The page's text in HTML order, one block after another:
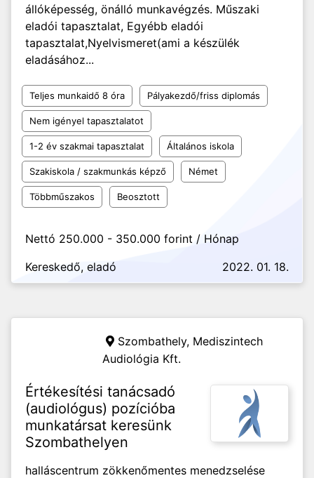
állóképesség, önálló munkavégzés. Műszaki
eladói tapasztalat, Egyébb eladói
tapasztalat,Nyelvismeret(ami a készülék
eladásához...
Teljes munkaidő 8 óra Pályakezdő/friss diplomás
Nem igényel tapasztalatot
1-2 év szakmai tapasztalat Általános iskola
Szakiskola / szakmunkás képző Német
Többműszakos Beosztott
Nettó 250.000 - 350.000 forint / Hónap
Kereskedő, eladó
2022. 01. 18.
Szombathely, Mediszintech
Audiológia Kft.
Értékesítési tanácsadó
(audiológus) pozícióba
munkatársat keresünk
Szombathelyen
halláscentrum zökkenőmentes menedzselése